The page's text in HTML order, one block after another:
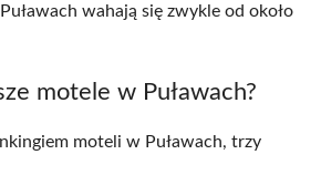
wahają się zwykle od około
motele w Puławach?
moteli w Puławach, trzy